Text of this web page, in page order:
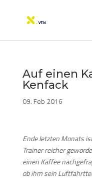
Auf einen
Kenfack
09. Feb 2016
Ende letzten Monats
Trainer reicher
einen Kaffee
ob ihm sein